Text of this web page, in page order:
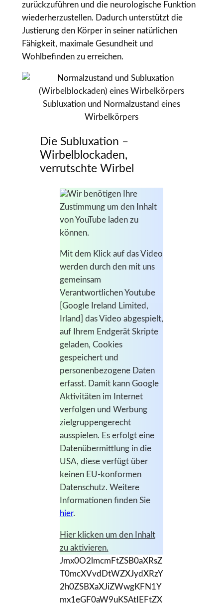
zurückzuführen und die neurologische Funktion
wiederherzustellen. Dadurch unterstützt die
Justierung den Körper in seiner natürlichen
Fähigkeit, maximale Gesundheit und
Wohlbefinden zu erreichen.
Subluxation und Normalzustand eines
Wirbelkörpers
Die Subluxation –
Wirbelblockaden,
verrutschte Wirbel
Wir benötigen Ihre
Zustimmung um den Inhalt
von YouTube laden zu
können.
Mit dem Klick auf das Video
werden durch den mit uns
gemeinsam
Verantwortlichen Youtube
[Google Ireland Limited,
Irland] das Video abgespielt,
auf Ihrem Endgerät Skripte
geladen, Cookies
gespeichert und
personenbezogene Daten
erfasst. Damit kann Google
Aktivitäten im Internet
verfolgen und Werbung
zielgruppengerecht
ausspielen. Es erfolgt eine
Datenübermittlung in die
USA, diese verfügt über
keinen EU-konformen
Datenschutz. Weitere
Informationen finden Sie
hier.
Hier klicken um den Inhalt
zu aktivieren.
Jmx0O2lmcmFtZSB0aXRsZ
T0mcXVvdDtWZXJydXRzY
2h0ZSBXaXJiZWwgKFN1Y
mx1eGF0aW9uKSAtIEFtZX